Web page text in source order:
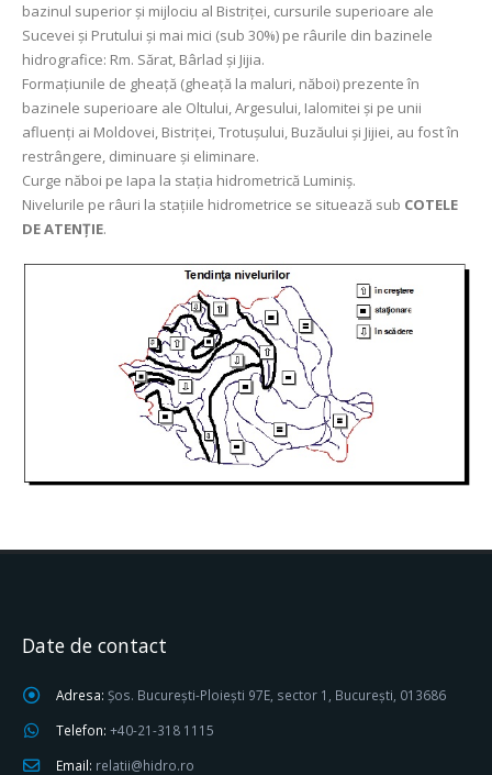
bazinul superior şi mijlociu al Bistriţei, cursurile superioare ale
Sucevei şi Prutului şi mai mici (sub 30%) pe râurile din bazinele
hidrografice: Rm. Sărat, Bârlad și Jijia.
Formaţiunile de gheaţă (gheaţă la maluri, năboi) prezente în
bazinele superioare ale Oltului, Argesului, Ialomitei şi pe unii
afluenţi ai Moldovei, Bistriţei, Trotuşului, Buzăului şi Jijiei, au fost în
restrângere, diminuare şi eliminare.
Curge năboi pe Iapa la staţia hidrometrică Luminiş.
Nivelurile pe râuri la stațiile hidrometrice se situează sub COTELE
DE ATENȚIE.
Date de contact
Adresa: Șos. București-Ploiești 97E, sector 1, București, 013686
Telefon: +40-21-318 1115
Email: relatii@hidro.ro